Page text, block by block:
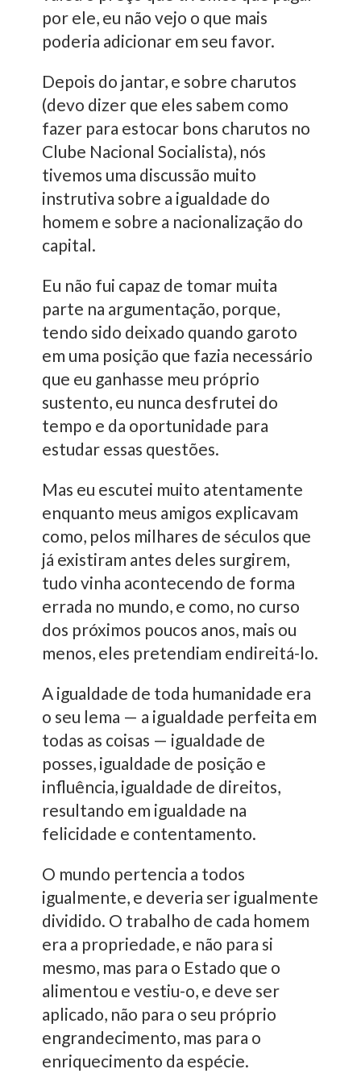
por ele, eu não vejo o que mais
poderia adicionar em seu favor.
Depois do jantar, e sobre charutos
(devo dizer que eles sabem como
fazer para estocar bons charutos no
Clube Nacional Socialista), nós
tivemos uma discussão muito
instrutiva sobre a igualdade do
homem e sobre a nacionalização do
capital.
Eu não fui capaz de tomar muita
parte na argumentação, porque,
tendo sido deixado quando garoto
em uma posição que fazia necessário
que eu ganhasse meu próprio
sustento, eu nunca desfrutei do
tempo e da oportunidade para
estudar essas questões.
Mas eu escutei muito atentamente
enquanto meus amigos explicavam
como, pelos milhares de séculos que
já existiram antes deles surgirem,
tudo vinha acontecendo de forma
errada no mundo, e como, no curso
dos próximos poucos anos, mais ou
menos, eles pretendiam endireitá-lo.
A igualdade de toda humanidade era
o seu lema — a igualdade perfeita em
todas as coisas — igualdade de
posses, igualdade de posição e
influência, igualdade de direitos,
resultando em igualdade na
felicidade e contentamento.
O mundo pertencia a todos
igualmente, e deveria ser igualmente
dividido. O trabalho de cada homem
era a propriedade, e não para si
mesmo, mas para o Estado que o
alimentou e vestiu-o, e deve ser
aplicado, não para o seu próprio
engrandecimento, mas para o
enriquecimento da espécie.